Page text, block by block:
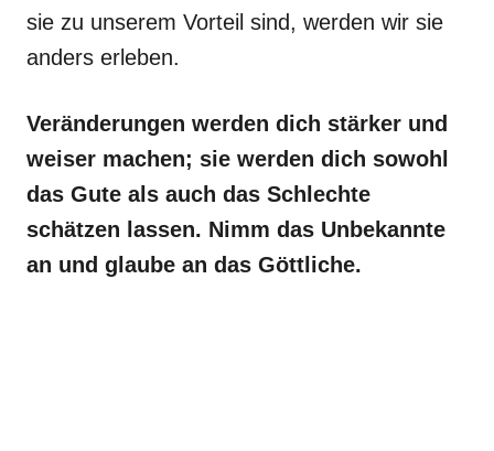
sie zu unserem Vorteil sind, werden wir sie
anders erleben.
Veränderungen werden dich stärker und
weiser machen; sie werden dich sowohl
das Gute als auch das Schlechte
schätzen lassen. Nimm das Unbekannte
an und glaube an das Göttliche.